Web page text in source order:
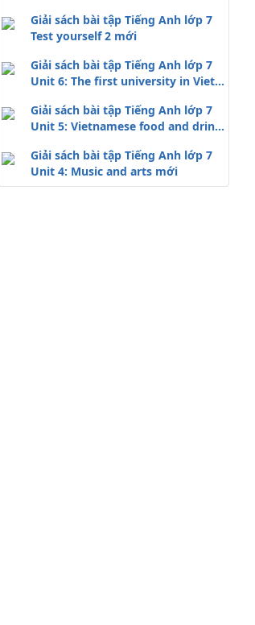
Giải sách bài tập Tiếng Anh lớp 7
Test yourself 2 mới
Giải sách bài tập Tiếng Anh lớp 7
Unit 6: The first university in Viet
Giải sách bài tập Tiếng Anh lớp 7
Unit 5: Vietnamese food and drink
Giải sách bài tập Tiếng Anh lớp 7
Unit 4: Music and arts mới